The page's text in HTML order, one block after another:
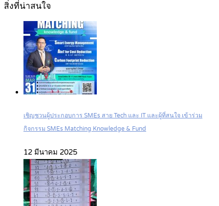
สิ่งที่น่าสนใจ
เชิญชวนผู้ประกอบการ SMEs สาย Tech และ IT และผู้ที่สนใจ เข้าร่วม
กิจกรรม SMEs Matching Knowledge & Fund
12 มีนาคม 2025